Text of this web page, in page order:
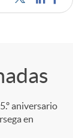
aniversario
en